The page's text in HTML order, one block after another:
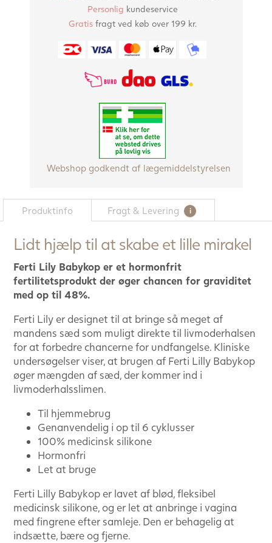
Personlig kundeservice
Gratisfragt ved køb over 199 kr.
Webshop godkendt af lægemiddelstyrelsen
Produktinfo Fragt & Levering
Lidt hjælp til at skabe et lille mirakel
Ferti Lily Babykop er et hormonfrit
fertilitetsprodukt der øger chancen for graviditet
med op til 48%.
Ferti Lily er designet til at bringe så meget af
mandens sæd som muligt direkte til livmoderhalsen
for at forbedre chancerne for undfangelse. Kliniske
undersøgelser viser, at brugen af Ferti Lilly Babykop
øger mængden af sæd, der kommer ind i
livmoderhalsslimen.
Til hjemmebrug
Genanvendelig i op til 6 cyklusser
100% medicinsk silikone
Hormonfri
Let at bruge
Ferti Lilly Babykop er lavet af blød, fleksibel
medicinsk silikone, og er let at anbringe i vagina
med fingrene efter samleje. Den er behagelig at
indsætte, bære og fjerne.